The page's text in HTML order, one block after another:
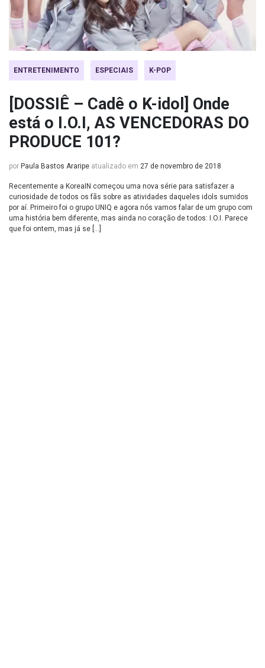
ENTRETENIMENTO ESPECIAIS K-POP
[DOSSIÊ – Cadê o K-idol] Onde
está o I.O.I, AS VENCEDORAS DO
PRODUCE 101?
por Paula Bastos Araripe atualizado em 27 de novembro de 2018
Recentemente a KoreaIN começou uma nova série para satisfazer a
curiosidade de todos os fãs sobre as atividades daqueles idols sumidos
por aí. Primeiro foi o grupo UNIQ e agora nós vamos falar de um grupo com
uma história bem diferente, mas ainda no coração de todos: I.O.I. Parece
que foi ontem, mas já se […]